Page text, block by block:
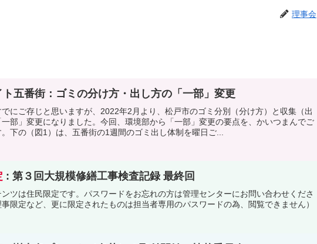
理事会
ト五番街：ゴミの分け方・出し方の「一部」変更
にご存じと思いますが、2022年2月より、松戸市のゴミ分別（分け方）と収集（出
一部」変更になりました。今回、環境部から「一部」変更の要点を、かいつまんでご
下の（図1）は、五番街の1週間のゴミ出し体制を曜日ご...
: 第３回大規模修繕工事検査記録 最終回
ンツは住民限定です。パスワードをお忘れの方は管理センターにお問い合わせくださ
限定など、更に限定されたものは担当者専用のパスワードの為、閲覧できません）